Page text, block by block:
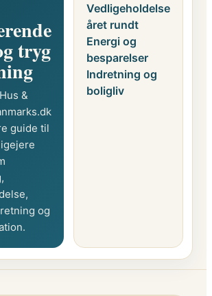
tryg
&
guide til
og
Vedligeholdelse
året rundt
Energi og
besparelser
Indretning og
boligliv